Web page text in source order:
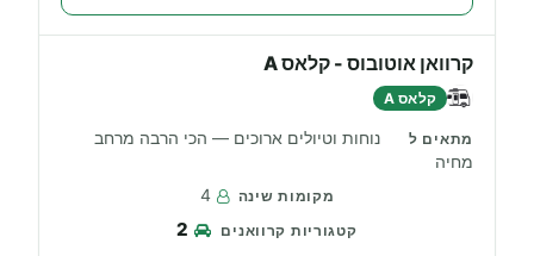
קרוואן אוטובוס - קלאס A
קלאס A
נוחות וטיולים ארוכים — הכי הרבה מרחב
מחיה
4
2